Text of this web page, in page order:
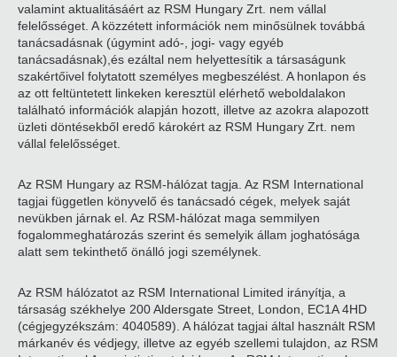
valamint aktualitásáért az RSM Hungary Zrt. nem vállal
felelősséget. A közzétett információk nem minősülnek továbbá
tanácsadásnak (úgymint adó-, jogi- vagy egyéb
tanácsadásnak),és ezáltal nem helyettesítik a társaságunk
szakértőivel folytatott személyes megbeszélést. A honlapon és
az ott feltüntetett linkeken keresztül elérhető weboldalakon
található információk alapján hozott, illetve az azokra alapozott
üzleti döntésekből eredő károkért az RSM Hungary Zrt. nem
vállal felelősséget.
Az RSM Hungary az RSM-hálózat tagja. Az RSM International
tagjai független könyvelő és tanácsadó cégek, melyek saját
nevükben járnak el. Az RSM-hálózat maga semmilyen
fogalommeghatározás szerint és semelyik állam joghatósága
alatt sem tekinthető önálló jogi személynek.
Az RSM hálózatot az RSM International Limited irányítja, a
társaság székhelye 200 Aldersgate Street, London, EC1A 4HD
(cégjegyzékszám: 4040589). A hálózat tagjai által használt RSM
márkanév és védjegy, illetve az egyéb szellemi tulajdon, az RSM